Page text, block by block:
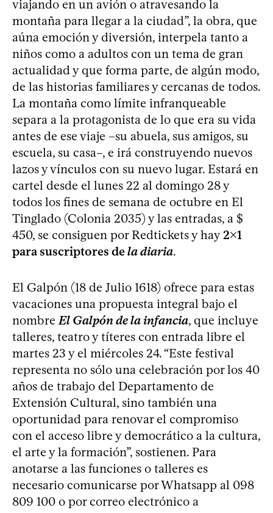
viajando en un avión o atravesando la
montaña para llegar a la ciudad”, la obra, que
aúna emoción y diversión, interpela tanto a
niños como a adultos con un tema de gran
actualidad y que forma parte, de algún modo,
de las historias familiares y cercanas de todos.
La montaña como límite infranqueable
separa a la protagonista de lo que era su vida
antes de ese viaje –su abuela, sus amigos, su
escuela, su casa–, e irá construyendo nuevos
lazos y vínculos con su nuevo lugar. Estará en
cartel desde el lunes 22 al domingo 28 y
todos los fines de semana de octubre en El
Tinglado (Colonia 2035) y las entradas, a $
450, se consiguen por Redtickets y hay2x1
para suscriptores dela diaria.
El Galpón (18 de Julio 1618) ofrece para estas
vacaciones una propuesta integral bajo el
nombre El Galpón de la infancia, que incluye
talleres, teatro y títeres con entrada libre el
martes 23 y el miércoles 24. “Este festival
representa no sólo una celebración por los 40
años de trabajo del Departamento de
Extensión Cultural, sino también una
oportunidad para renovar el compromiso
con el acceso libre y democrático a la cultura,
el arte y la formación”, sostienen. Para
anotarse a las funciones o talleres es
necesario comunicarse por Whatsapp al 098
809 100 o por correo electrónico a